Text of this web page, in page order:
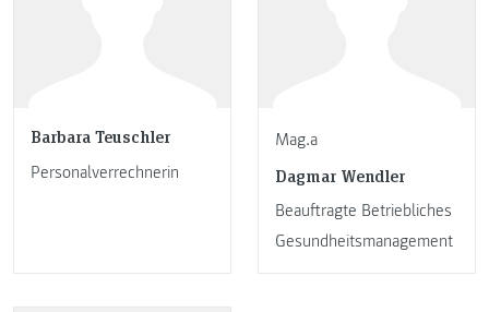
Barbara Teuschler
Personalverrechnerin
Mag.a
Dagmar Wendler
Beauftragte Betriebliches
Gesundheitsmanagement